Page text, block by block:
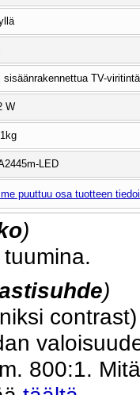
sisäänrakennettua TV-viritintä
W
LED
puuttuu osa tuotteen
)
)
800:1.